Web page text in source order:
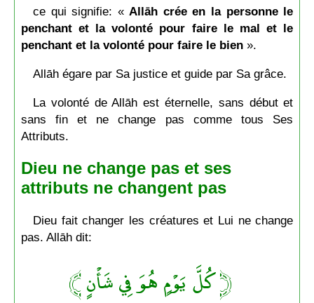
ce qui signifie: « Allāh crée en la personne le
penchant et la volonté pour faire le mal et le
penchant et la volonté pour faire le bien ».
Allāh égare par Sa justice et guide par Sa grâce.
La volonté de Allāh est éternelle, sans début et
sans fin et ne change pas comme tous Ses
Attributs.
Dieu ne change pas et ses
attributs ne changent pas
Dieu fait changer les créatures et Lui ne change
pas. Allāh dit:
﴿ كُلَّ يَوْمٍ هُوَ فِي شَأْنٍ ﴾